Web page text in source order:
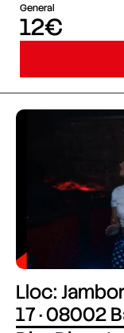
General
12€
Lloc:
17 · 08002